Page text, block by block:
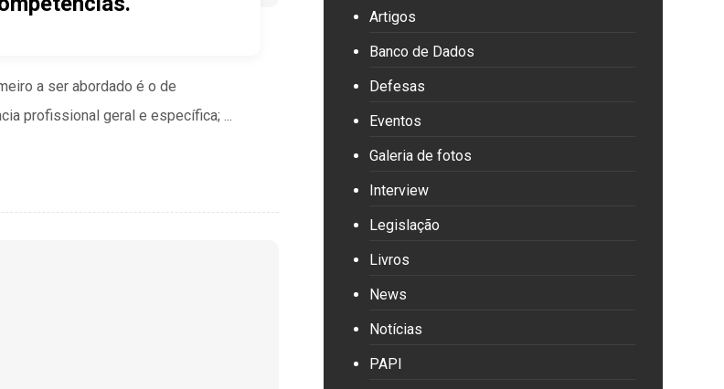
a ser abordado é o de
profissional geral e específica; ...
Artigos
Banco de Dados
Defesas
Eventos
Galeria de fotos
Interview
Legislação
Livros
News
Notícias
PAPI